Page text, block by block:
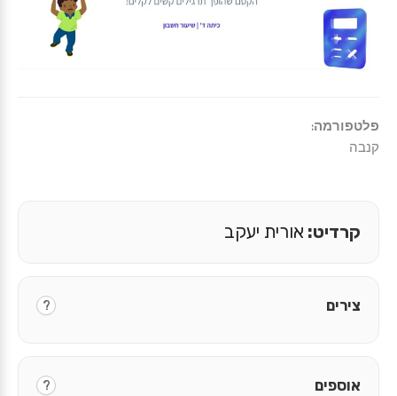
פלטפורמה:
קנבה
קרדיט: אורית יעקב
צירים ?
אוספים ?